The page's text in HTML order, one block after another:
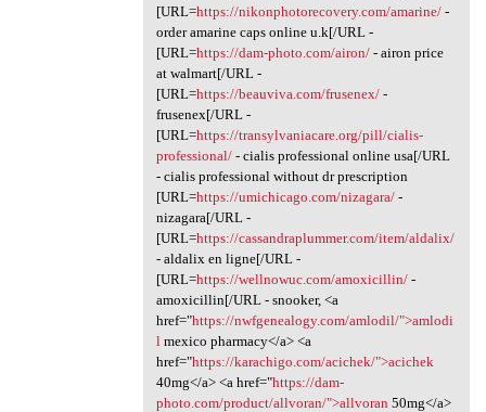
[URL=https://nikonphotorecovery.com/amarine/-
order amarine caps online u.k[/URL -
[URL=https://dam-photo.com/airon/- airon price
at walmart[/URL -
[URL=https://beauviva.com/frusenex/-
frusenex[/URL -
[URL=https://transylvaniacare.org/pill/cialis-
professional/- cialis professional online usa[/URL
- cialis professional without dr prescription
[URL=https://umichicago.com/nizagara/-
nizagara[/URL -
[URL=https://cassandraplummer.com/item/aldalix/
- aldalix en ligne[/URL -
[URL=https://wellnowuc.com/amoxicillin/-
amoxicillin[/URL - snooker, <a
href="https://nwfgenealogy.com/amlodil/">amlodi
l mexico pharmacy</a> <a
href="https://karachigo.com/acichek/">acichek
40mg</a> <a href="https://dam-
photo.com/product/allvoran/">allvoran 50mg</a>